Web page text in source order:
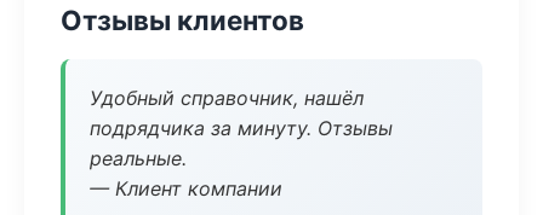
Отзывы клиентов
Удобный справочник, нашёл
подрядчика за минуту. Отзывы
реальные.
— Клиент компании